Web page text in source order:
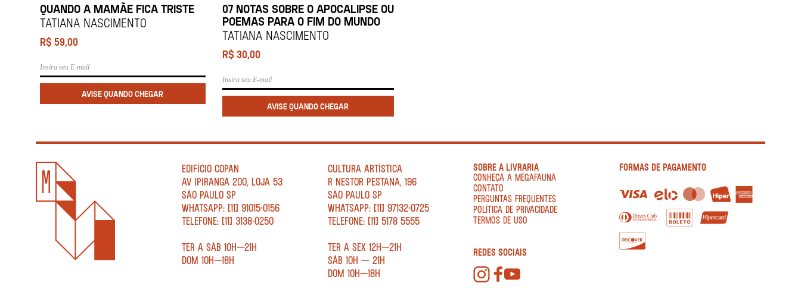
QUANDO A MAMÃE FICA TRISTE
TATIANA NASCIMENTO
R$ 59,00
07 NOTAS SOBRE O APOCALIPSE OU
POEMAS PARA O FIM DO MUNDO
TATIANA NASCIMENTO
R$ 30,00
EDIFÍCIO COPAN
AV IPIRANGA 200, LOJA 53
SÃO PAULO SP
WHATSAPP: [11] 91015-0156
TELEFONE: [11] 3138-0250
TER A SÁB 10H—21H
DOM 10H—18H
CULTURA ARTÍSTICA
R NESTOR PESTANA, 196
SÃO PAULO SP
WHATSAPP: [11] 97132-0725
TELEFONE: [11] 5178 5555
TER A SEX 12H—21H
SÁB 10H — 21H
DOM 10H—18H
SOBRE A LIVRARIA
CONHEÇA A MEGAFAUNA
CONTATO
PERGUNTAS FREQUENTES
POLÍTICA DE PRIVACIDADE
TERMOS DE USO
REDES SOCIAIS
FORMAS DE PAGAMENTO